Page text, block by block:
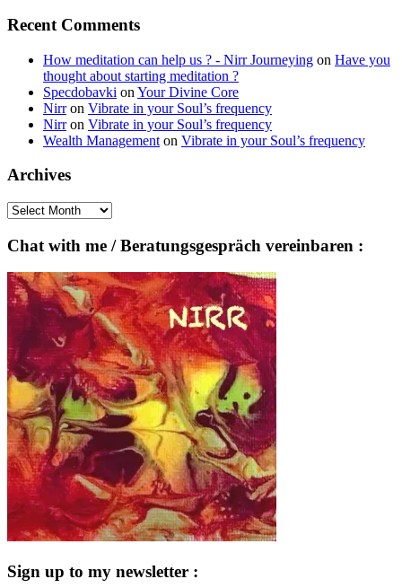
Recent Comments
How meditation can help us ? - Nirr Journeying on Have you
thought about starting meditation ?
Specdobavki on Your Divine Core
Nirron Vibrate in your Soul’s frequency
Nirron Vibrate in your Soul’s frequency
Wealth Management on Vibrate in your Soul’s frequency
Archives
Archives
Chat with me / Beratungsgespräch vereinbaren :
Sign up to my newsletter :